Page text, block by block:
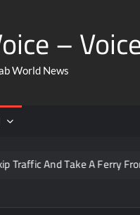
–
World News
Take A Ferry From Beirut